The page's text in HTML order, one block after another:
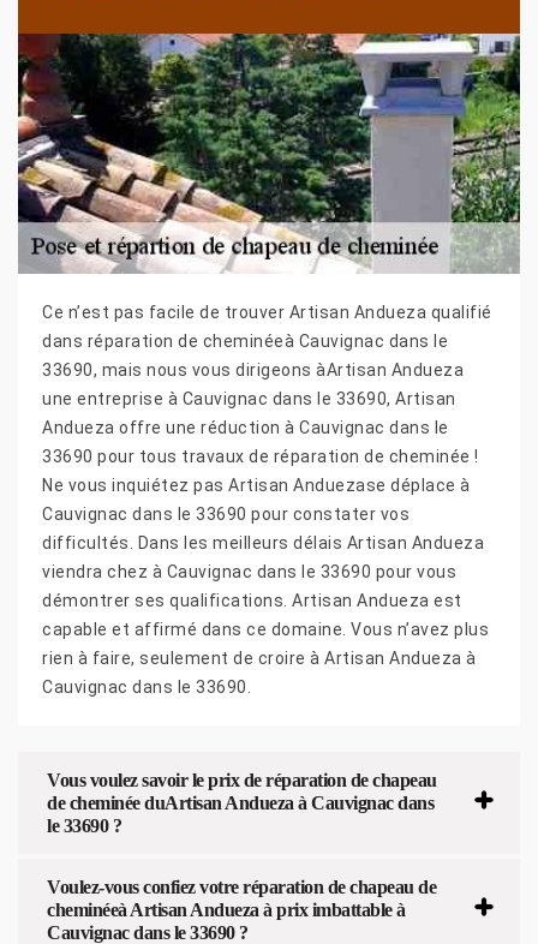
Ce n’est pas facile de trouver Artisan Andueza qualifié
dans réparation de cheminéeà Cauvignac dans le
33690, mais nous vous dirigeons àArtisan Andueza
une entreprise à Cauvignac dans le 33690, Artisan
Andueza offre une réduction à Cauvignac dans le
33690 pour tous travaux de réparation de cheminée !
Ne vous inquiétez pas Artisan Anduezase déplace à
Cauvignac dans le 33690 pour constater vos
difficultés. Dans les meilleurs délais Artisan Andueza
viendra chez à Cauvignac dans le 33690 pour vous
démontrer ses qualifications. Artisan Andueza est
capable et affirmé dans ce domaine. Vous n’avez plus
rien à faire, seulement de croire à Artisan Andueza à
Cauvignac dans le 33690.
Vous voulez savoir le prix de réparation de chapeau
de cheminée duArtisan Andueza à Cauvignac dans
le 33690 ?
Voulez-vous confiez votre réparation de chapeau de
cheminéeà Artisan Andueza à prix imbattable à
Cauvignac dans le 33690 ?